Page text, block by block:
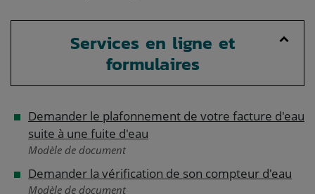
Services en ligne et
formulaires
Demander le plafonnement de votre facture d'eau
suite à une fuite d'eau
Modèle de document
Demander la vérification de son compteur d'eau
Modèle de document